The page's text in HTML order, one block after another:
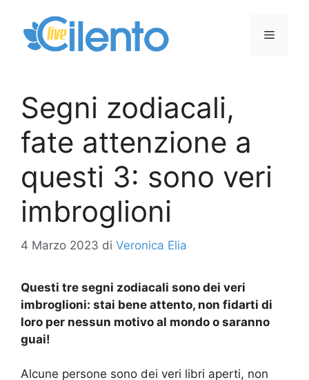
contenuto
Menu
Segni zodiacali,
fate attenzione a
questi 3: sono veri
imbroglioni
4 Marzo 2023 di Veronica Elia
Questi tre segni zodiacali sono dei veri
imbroglioni: stai bene attento, non fidarti di
loro per nessun motivo al mondo o saranno
guai!
Alcune persone sono dei veri libri aperti, non